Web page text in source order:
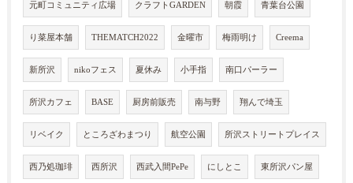
元町コミュニティ広場 クラフトGARDEN 朝霞 青葉台公園
り菜屋本舗 THEMATCH2022 金曜市 梅雨明け Creema
新所沢 nikoフェス 夏休み 小手指 南口パーラー
所沢カフェ BASE 厨房前販売 南与野 翔んで埼玉
リベイク ところざわまつり 航空公園 所沢ストリートプレイス
西乃処珈琲 西所沢 西武入間PePe にしとこ 東所沢パン屋